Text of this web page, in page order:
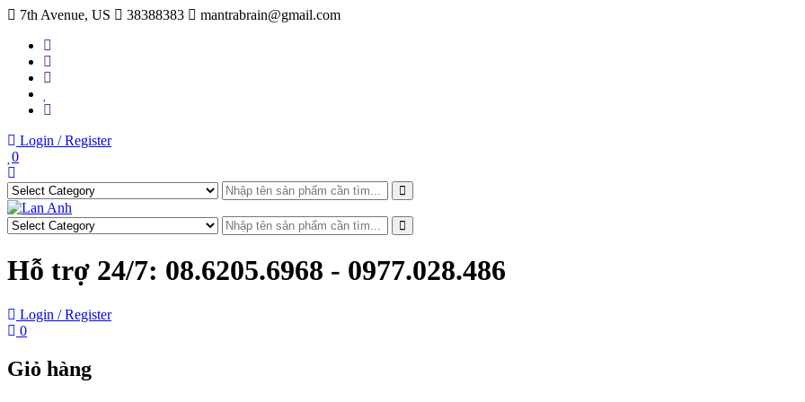
Skip
content
7th Avenue, US 38388383 mantrabrain@gmail.com
Login / Register
0
Search
Search
Hỗ trợ 24/7: 08.6205.6968 - 0977.028.486
Login / Register
0
Giỏ hàng